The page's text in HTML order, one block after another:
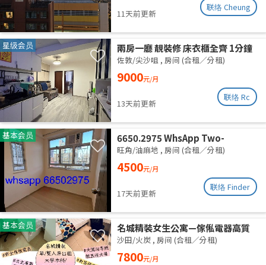
11天前更新
联络 Cheung
星级会员
兩房一廳 靚裝修 床衣櫃全齊 1分鐘
柯士甸站 5分鐘佐敦站
佐敦/尖沙咀 , 房间 (合租／分租)
9000元/月
13天前更新
联络 Rc
基本会员
6650.2975 WhsApp Two-
bedroom unit with one empty
room, newly renovated,
available for separate rental or
shared accommodation. High
floor with roof. Utilities
included. Excellent ventilation,
clean and quiet.
旺角/油麻地 , 房间 (合租／分租)
4500元/月
17天前更新
联络 Finder
基本会员
名城精裝女生公寓—傢俬電器高質
齊全 拎包即入住 (業主自放無佣)
沙田/火炭 , 房间 (合租／分租)
7800元/月